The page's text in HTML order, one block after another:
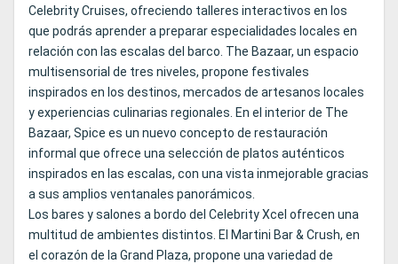
Celebrity Cruises, ofreciendo talleres interactivos en los
que podrás aprender a preparar especialidades locales en
relación con las escalas del barco. The Bazaar, un espacio
multisensorial de tres niveles, propone festivales
inspirados en los destinos, mercados de artesanos locales
y experiencias culinarias regionales. En el interior de The
Bazaar, Spice es un nuevo concepto de restauración
informal que ofrece una selección de platos auténticos
inspirados en las escalas, con una vista inmejorable gracias
a sus amplios ventanales panorámicos.
Los bares y salones a bordo del Celebrity Xcel ofrecen una
multitud de ambientes distintos. El Martini Bar & Crush, en
el corazón de la Grand Plaza, propone una variedad de